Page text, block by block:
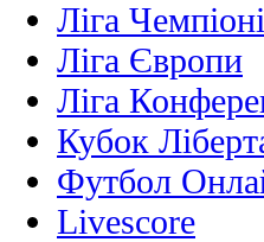
Ліга
Ліга Європи
Ліга
Кубок
Футбол
Livescore